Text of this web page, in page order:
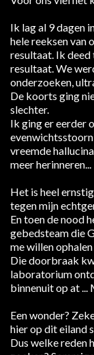
Ik lag al 9 dagen
hele reeksen van
resultaat. Ik
resultaat. We
onderzoeken,
De koorts ging
slechter.
Ik ging er eerder
vreemde
meer herinneren...
Het is heel
tegen mijn
En toen de nood
gebedsteam die
me willen
Die doorbraak
laboratorium
binnenuit op at ...
Een wonder?
hier op dit eiland
Dus welke reden